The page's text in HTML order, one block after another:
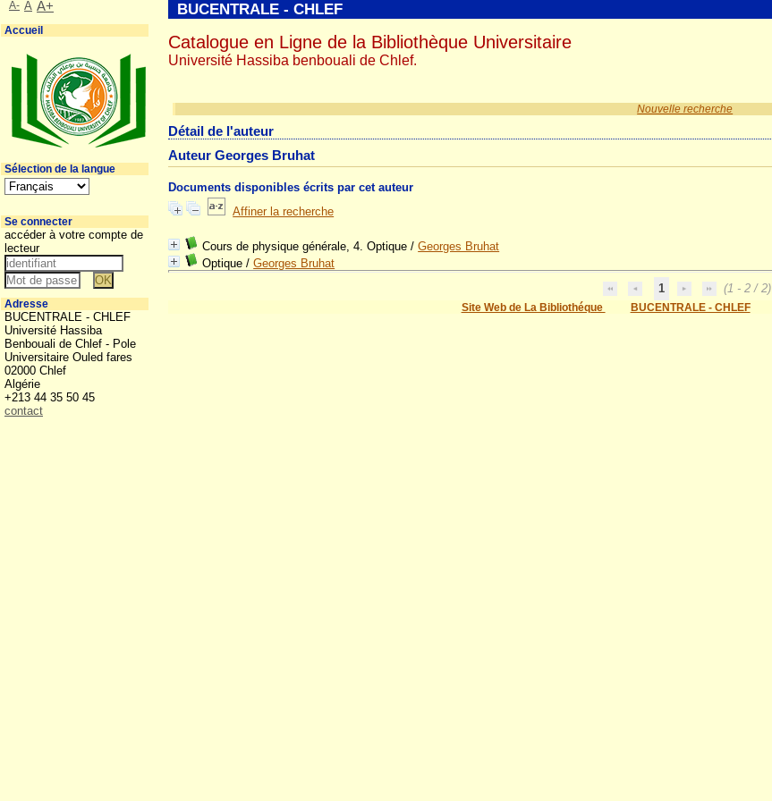
Nouvelle recherche
Détail de l'auteur
Auteur Georges Bruhat
Documents disponibles écrits par cet auteur
Affiner la recherche
Cours de physique générale, 4. Optique /Georges Bruhat
Optique /Georges Bruhat
1
(1 - 2 / 2)
Site Web de La Bibliothéque BUCENTRALE - CHLEF
BUCENTRALE - CHLEF
Catalogue en Ligne de la Bibliothèque Universitaire
Université Hassiba benbouali de Chlef.
A- A A+
Accueil
Sélection de la langue
Se connecter
accéder à votre compte de
lecteur
Adresse
BUCENTRALE - CHLEF
Université Hassiba
Benbouali de Chlef - Pole
Universitaire Ouled fares
02000 Chlef
Algérie
+213 44 35 50 45
contact